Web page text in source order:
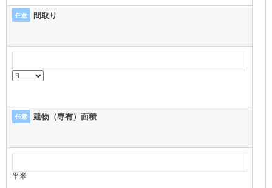
任意 間取り
任意 建物（専有）面積
平米